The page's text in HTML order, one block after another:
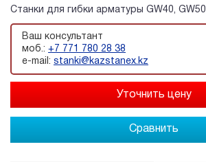
Станки для гибки арматуры GW40, GW50
Ваш консультант
моб.: +7 771 780 28 38
e-mail: stanki@kazstanex.kz
Сравнить